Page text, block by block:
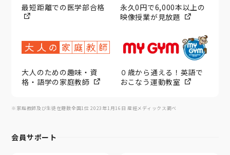
最短距離での医学部合格
永久0円で6,000本以上の
映像授業が見放題
大人のための趣味・資
格・語学の家庭教師
０歳から通える！英語で
おこなう運動教室
※家庭教師及び生徒在籍数全国1位 2023年1月16日 産經メディックス調べ
会員サポート